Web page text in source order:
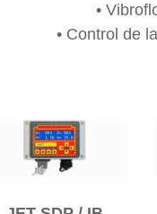
•
• Control de